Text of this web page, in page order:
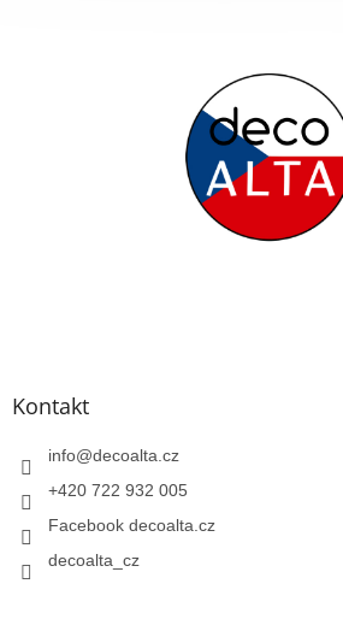
Kontakt
info@decoalta.cz
+420 722 932 005
Facebook decoalta.cz
decoalta_cz